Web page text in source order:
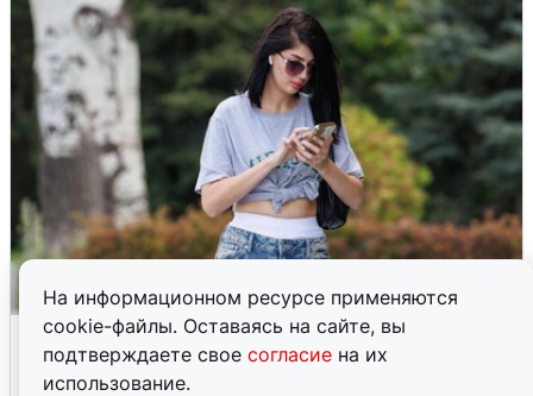
На информационном ресурсе применяются
cookie-файлы. Оставаясь на сайте, вы
подтверждаете свое согласие на их
использование.
Волгоградцы остались без
мобильного интернета